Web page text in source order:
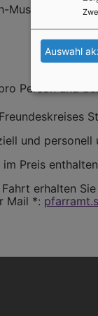
Museums und/
Person und
und personell
Preis
erhalten
Mail *:
Auswahl